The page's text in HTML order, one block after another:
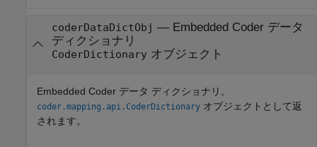
coderDataDictObj — Embedded Coder データ
ディクショナリ
CoderDictionaryオブジェクト
Embedded Coder データ ディクショナリ。
coder.mapping.api.CoderDictionary オブジェクトとして返
されます。